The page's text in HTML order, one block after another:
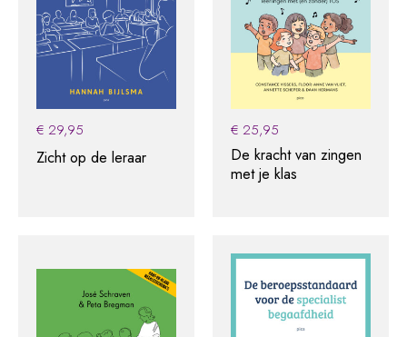
€ 29,95
Zicht op de leraar
€ 25,95
De kracht van zingen
met je klas